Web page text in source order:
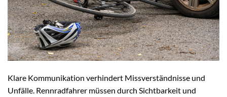
Klare Kommunikation verhindert Missverständnisse und
Unfälle. Rennradfahrer müssen durch Sichtbarkeit und